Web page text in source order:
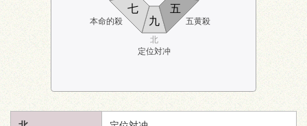
本命的殺
定位対冲
五黄殺
北
九
五
七